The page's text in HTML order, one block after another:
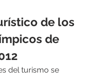
de los
de
del turismo se